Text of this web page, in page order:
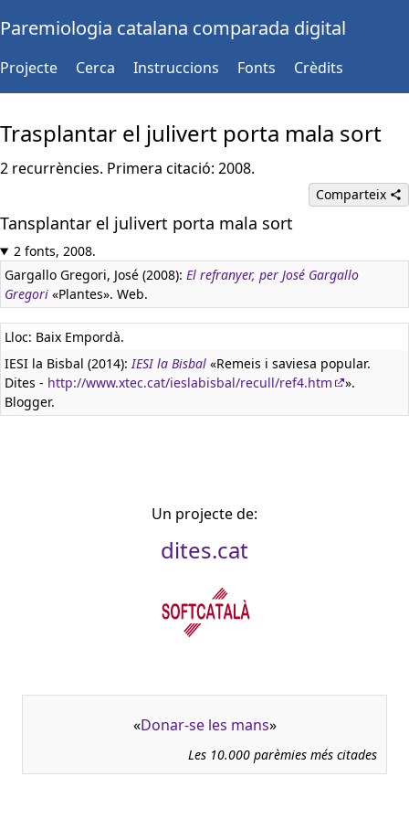
Paremiologia catalana comparada digital
Projecte Cerca Instruccions Fonts Crèdits
Trasplantar el julivert porta mala sort
2 recurrències. Primera citació: 2008.
Comparteix
Tansplantar el julivert porta mala sort
2 fonts, 2008.
Gargallo Gregori, José (2008): El refranyer, per José Gargallo
Gregori «Plantes». Web.
Lloc: Baix Empordà.
IESI la Bisbal (2014):IESI la Bisbal «Remeis i saviesa popular.
Dites - http://www.xtec.cat/ieslabisbal/recull/ref4.htm
».
Blogger.
Un projecte de:
dites.cat
«Donar-se les mans»
Les 10.000 parèmies més citades